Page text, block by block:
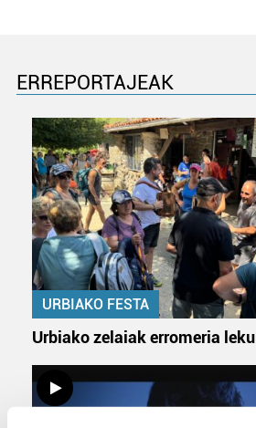
ERREPORTAJEAK
URBIAKO FESTA
Urbiako zelaiak erromeria leku